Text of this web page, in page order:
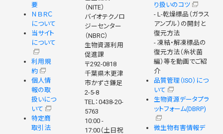
要
ＮＢＲＣ
について
当サイト
について
利用規
約
個人情
報の取
扱いにつ
いて
特定商
取引法
（NITE）
バイオテクノロ
ジーセンター
（NBRC）
生物資源利用
促進課
〒292-0818
千葉県木更津
市かずさ鎌足
2-5-8
TEL：0438-20-
5763
10:00 -
17:00（土日祝
り扱いのコツ
- L-乾燥標品（ガラス
アンプル）の開封と
復元方法
- 凍結・解凍標品の
復元方法（糸状菌
編）等を動画でご紹
介
品質管理（ISO）につ
いて
生物資源データプラ
ットフォーム(DBRP)
微生物有害情報デ